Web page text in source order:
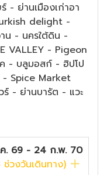
- ย่านเมืองเก่าอา
delight -
น - นครใต้ดิน -
VALLEY - Pigeon
ค - บลูมอสก์ - ฮิปโป
- Spice Market
- ย่านบารัต - แวะ
. 69 - 24 ก.พ. 70
ช่วงวันเดินทาง)